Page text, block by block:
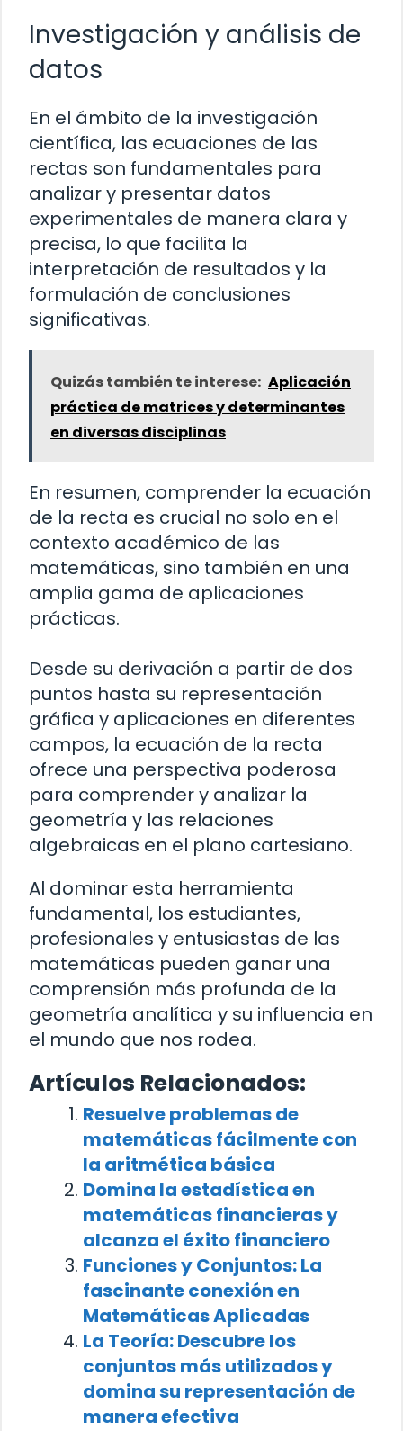
Investigación y análisis de
datos
En el ámbito de la investigación
científica, las ecuaciones de las
rectas son fundamentales para
analizar y presentar datos
experimentales de manera clara y
precisa, lo que facilita la
interpretación de resultados y la
formulación de conclusiones
significativas.
Quizás también te interese: Aplicación
práctica de matrices y determinantes
en diversas disciplinas
En resumen, comprender la ecuación
de la recta es crucial no solo en el
contexto académico de las
matemáticas, sino también en una
amplia gama de aplicaciones
prácticas.
Desde su derivación a partir de dos
puntos hasta su representación
gráfica y aplicaciones en diferentes
campos, la ecuación de la recta
ofrece una perspectiva poderosa
para comprender y analizar la
geometría y las relaciones
algebraicas en el plano cartesiano.
Al dominar esta herramienta
fundamental, los estudiantes,
profesionales y entusiastas de las
matemáticas pueden ganar una
comprensión más profunda de la
geometría analítica y su influencia en
el mundo que nos rodea.
Artículos Relacionados:
Resuelve problemas de
matemáticas fácilmente con
la aritmética básica
Domina la estadística en
matemáticas financieras y
alcanza el éxito financiero
Funciones y Conjuntos: La
fascinante conexión en
Matemáticas Aplicadas
La Teoría: Descubre los
conjuntos más utilizados y
domina su representación de
manera efectiva